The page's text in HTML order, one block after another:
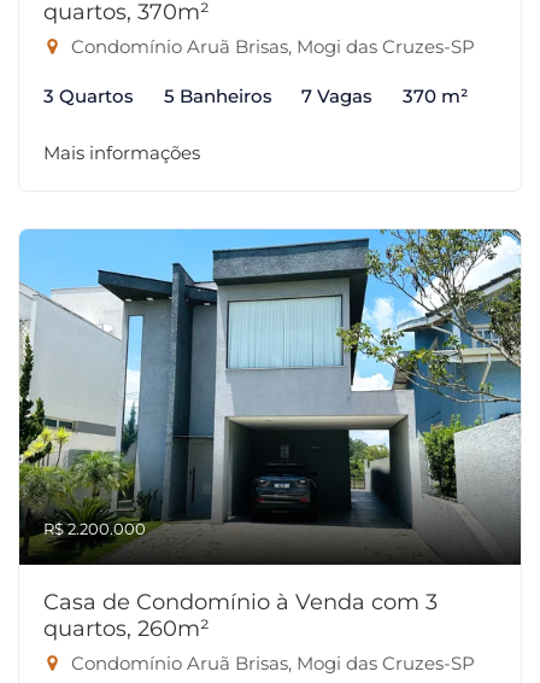
quartos, 370m²
Condomínio Aruã Brisas, Mogi das Cruzes-SP
3 Quartos 5 Banheiros 7 Vagas 370 m²
Mais informações
R$ 2.200.000
Casa de Condomínio à Venda com 3
quartos, 260m²
Condomínio Aruã Brisas, Mogi das Cruzes-SP